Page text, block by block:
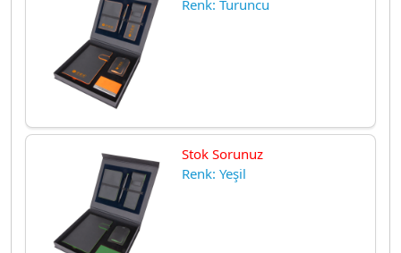
Renk: Turuncu
Stok Sorunuz
Renk: Yeşil